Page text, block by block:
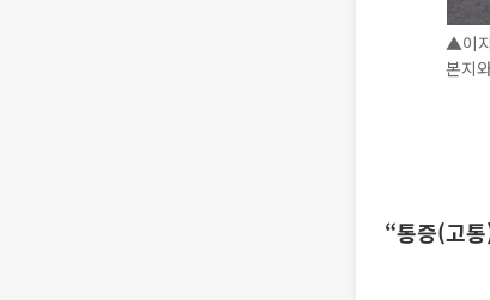
▲이
본지
“통증(고